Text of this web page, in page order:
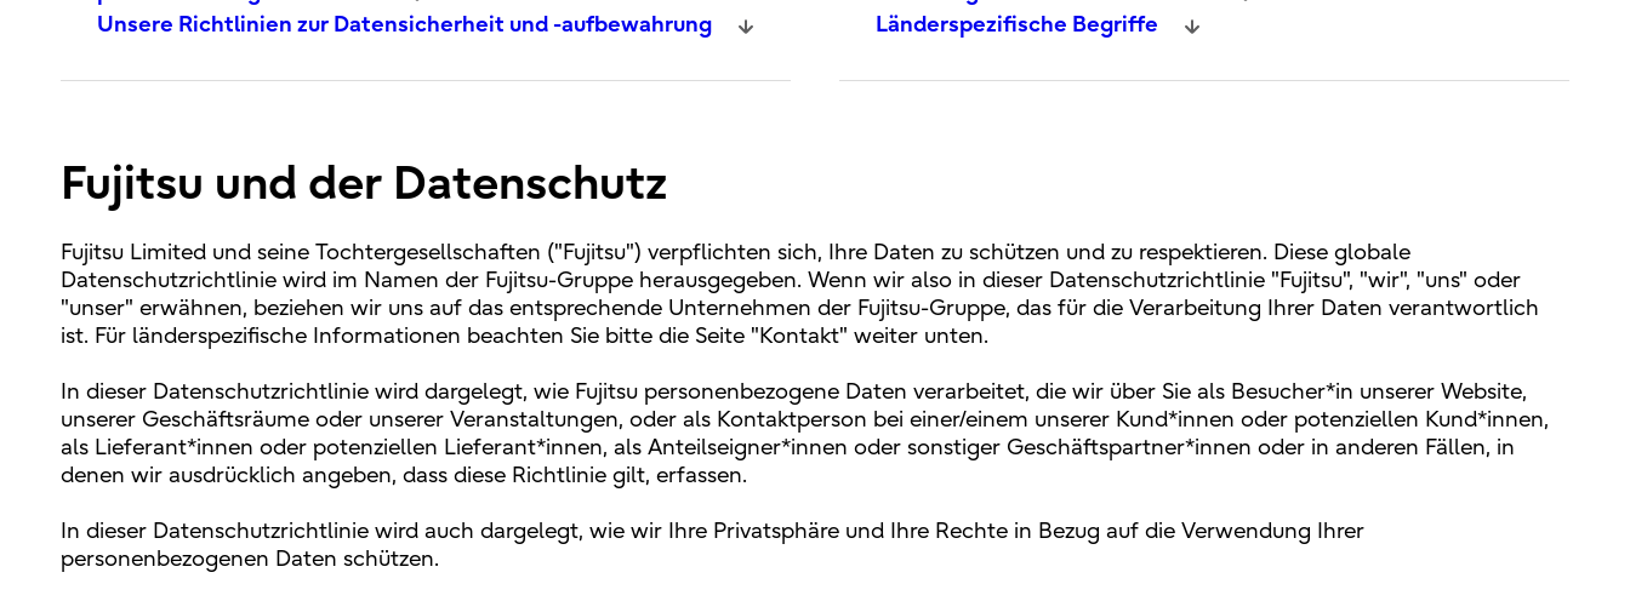
Unsere Richtlinien zur Datensicherheit und -aufbewahrung
Länderspezifische Begriffe
Fujitsu und der Datenschutz
Fujitsu Limited und seine Tochtergesellschaften ("Fujitsu") verpflichten sich, Ihre Daten zu schützen und zu respektieren. Diese globale
Datenschutzrichtlinie wird im Namen der Fujitsu-Gruppe herausgegeben. Wenn wir also in dieser Datenschutzrichtlinie "Fujitsu", "wir", "uns" oder
"unser" erwähnen, beziehen wir uns auf das entsprechende Unternehmen der Fujitsu-Gruppe, das für die Verarbeitung Ihrer Daten verantwortlich
ist. Für länderspezifische Informationen beachten Sie bitte die Seite "Kontakt" weiter unten.
In dieser Datenschutzrichtlinie wird dargelegt, wie Fujitsu personenbezogene Daten verarbeitet, die wir über Sie als Besucher*in unserer Website,
unserer Geschäftsräume oder unserer Veranstaltungen, oder als Kontaktperson bei einer/einem unserer Kund*innen oder potenziellen Kund*innen,
als Lieferant*innen oder potenziellen Lieferant*innen, als Anteilseigner*innen oder sonstiger Geschäftspartner*innen oder in anderen Fällen, in
denen wir ausdrücklich angeben, dass diese Richtlinie gilt, erfassen.
In dieser Datenschutzrichtlinie wird auch dargelegt, wie wir Ihre Privatsphäre und Ihre Rechte in Bezug auf die Verwendung Ihrer
personenbezogenen Daten schützen.